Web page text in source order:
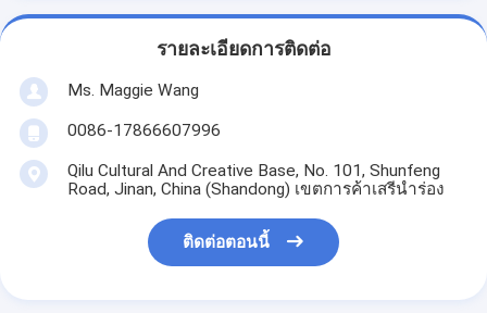
รายละเอียดการติดต่อ
Ms. Maggie Wang
0086-17866607996
Qilu Cultural And Creative Base, No. 101, Shunfeng
Road, Jinan, China (Shandong) เขตการค้าเสรีนำร่อง
ติดต่อตอนนี้